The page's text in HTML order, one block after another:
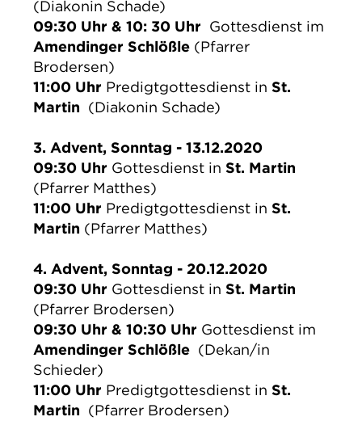
(Diakonin Schade)
09:30 Uhr & 10: 30 Uhr Gottesdienst im
Amendinger Schlößle (Pfarrer
Brodersen)
11:00 Uhr Predigtgottesdienst in St.
Martin (Diakonin Schade)
3. Advent, Sonntag - 13.12.2020
09:30 Uhr Gottesdienst in St. Martin
(Pfarrer Matthes)
11:00 Uhr Predigtgottesdienst in St.
Martin (Pfarrer Matthes)
4. Advent, Sonntag - 20.12.2020
09:30 Uhr Gottesdienst in St. Martin
(Pfarrer Brodersen)
09:30 Uhr & 10:30 Uhr Gottesdienst im
Amendinger Schlößle(Dekan/in
Schieder)
11:00 Uhr Predigtgottesdienst in St.
Martin (Pfarrer Brodersen)